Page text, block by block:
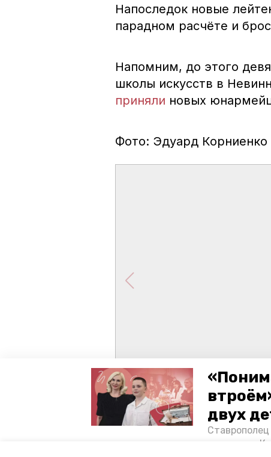
двух
тонущих в
Напоследок новые
парадном расчёте и
Напомним, до этого
школы искусств в
приняли новых
Фото: Эдуард